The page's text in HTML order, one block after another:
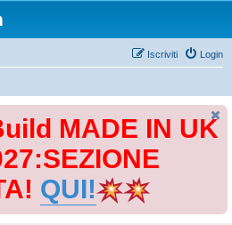
Login
Iscriviti
MADE IN UK
QUI!